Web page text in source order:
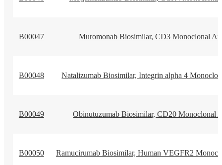
B00047 Muromonab Biosimilar, CD3 Monoclonal
B00048 Natalizumab Biosimilar, Integrin alpha 4
B00049 Obinutuzumab Biosimilar, CD20 Monoclonal
B00050 Ramucirumab Biosimilar, Human VEGFR2